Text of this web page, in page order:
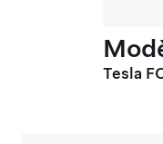
Tesla